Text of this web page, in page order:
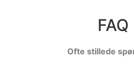
FAQ
Ofte stillede